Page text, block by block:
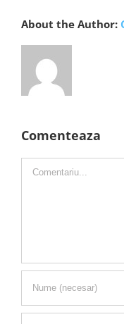
About the Author:
Comenteaza